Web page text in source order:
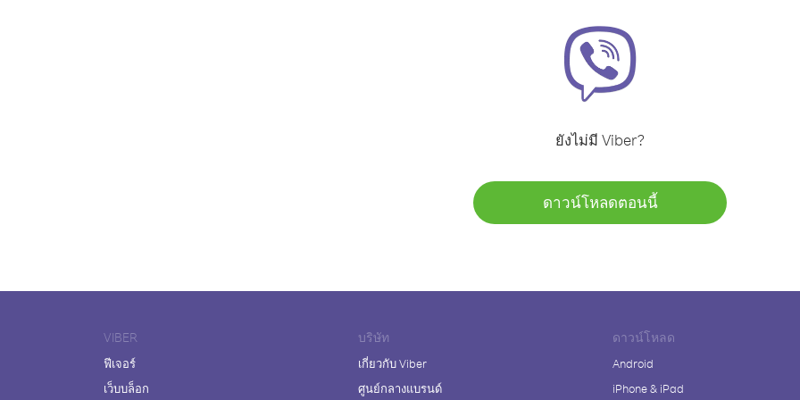
ยังไม่มี Viber?
ดาวน์โหลดตอนนี้
VIBER
ฟีเจอร์
เว็บบล็อก
บริษัท
เกี่ยวกับ Viber
ศูนย์กลางแบรนด์
ดาวน์โหลด
Android
iPhone & iPad